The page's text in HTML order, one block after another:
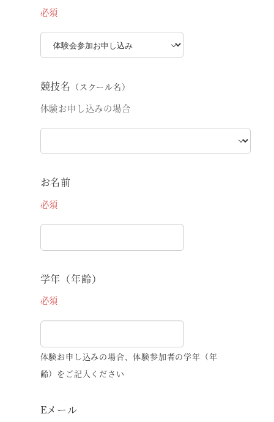
必須
競技名 （スクール名）
体験お申し込みの場合
お名前
必須
学年（年齢）
必須
体験お申し込みの場合、体験参加者の学年（年
齢）をご記入ください
Eメール